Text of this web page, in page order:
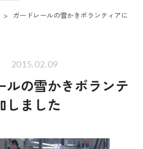
>
ガードレールの雪かきボランティアに
2015.02.09
ルの雪かきボランテ
しました